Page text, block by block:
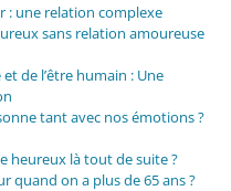
: une relation complexe
sans relation amoureuse
de l’être humain : Une
tant avec nos émotions ?
heureux là tout de suite ?
quand on a plus de 65 ans ?